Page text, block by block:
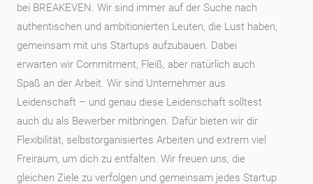
bei BREAKEVEN. Wir sind immer auf der Suche nach
authentischen und ambitionierten Leuten, die Lust haben,
gemeinsam mit uns Startups aufzubauen. Dabei
erwarten wir Commitment, Fleiß, aber natürlich auch
Spaß an der Arbeit. Wir sind Unternehmer aus
Leidenschaft – und genau diese Leidenschaft solltest
auch du als Bewerber mitbringen. Dafür bieten wir dir
Flexibilität, selbstorganisiertes Arbeiten und extrem viel
Freiraum, um dich zu entfalten. Wir freuen uns, die
gleichen Ziele zu verfolgen und gemeinsam jedes Startup